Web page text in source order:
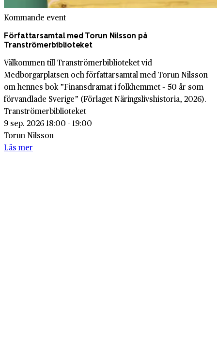
Kommande event
Författarsamtal med Torun Nilsson på
Tranströmerbiblioteket
Välkommen till Tranströmerbiblioteket vid
Medborgarplatsen och författarsamtal med Torun Nilsson
om hennes bok ”Finansdramat i folkhemmet – 50 år som
förvandlade Sverige” (Förlaget Näringslivshistoria, 2026).
Tranströmerbiblioteket
9 sep. 2026 18:00 - 19:00
Torun Nilsson
Läs mer